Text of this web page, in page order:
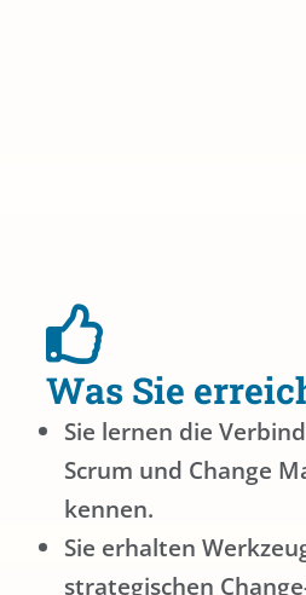
Was Sie
Sie lernen die
Scrum und Change
kennen.
Sie erhalten
strategischen